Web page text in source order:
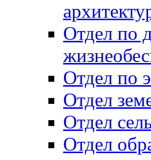
Отдел по
Отдел по
Отдел
Отдел
Отдел